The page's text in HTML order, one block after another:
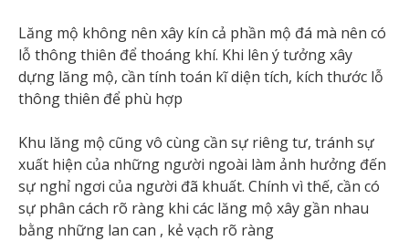
Lăng mộ không nên xây kín cả phần mộ đá mà nên có
lỗ thông thiên để thoáng khí. Khi lên ý tưởng xây
dựng lăng mộ, cần tính toán kĩ diện tích, kích thước lỗ
thông thiên để phù hợp
Khu lăng mộ cũng vô cùng cần sự riêng tư, tránh sự
xuất hiện của những người ngoài làm ảnh hưởng đến
sự nghỉ ngơi của người đã khuất. Chính vì thế, cần có
sự phân cách rõ ràng khi các lăng mộ xây gần nhau
bằng những lan can , kẻ vạch rõ ràng